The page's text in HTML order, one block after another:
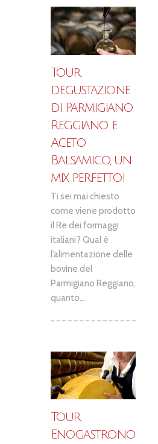
Tour
degustazione
di Parmigiano
Reggiano e
Aceto
Balsamico, un
mix perfetto!
Ti sei mai chiesto
come viene prodotto
il Re dei formaggi
italiani? Qual è
l’alimentazione delle
bovine del
Parmigiano Reggiano,
quanto...
Tour
Enogastrono